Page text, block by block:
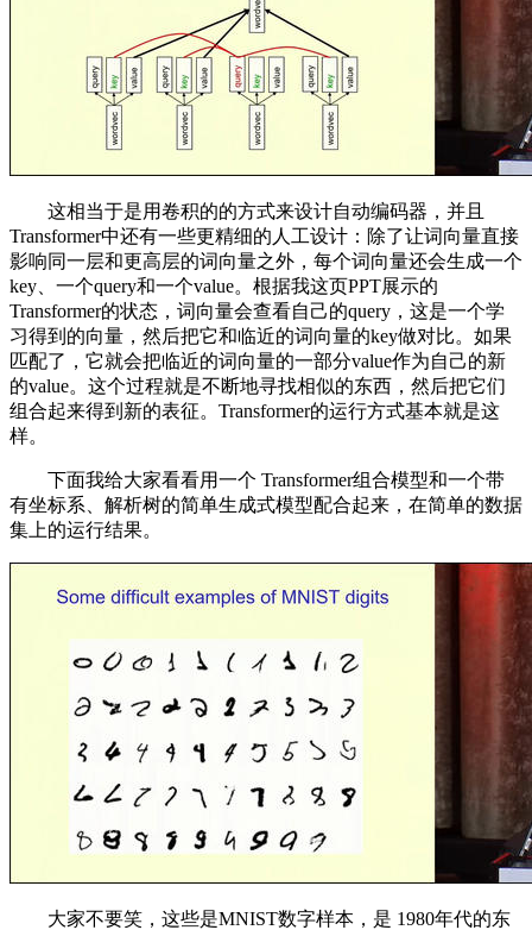
这相当于是用卷积的的方式来设计自动编码器，并且
Transformer中还有一些更精细的人工设计：除了让词向量直接
影响同一层和更高层的词向量之外，每个词向量还会生成一个
key、一个query和一个value。根据我这页PPT展示的
Transformer的状态，词向量会查看自己的query，这是一个学
习得到的向量，然后把它和临近的词向量的key做对比。如果
匹配了，它就会把临近的词向量的一部分value作为自己的新
的value。这个过程就是不断地寻找相似的东西，然后把它们
组合起来得到新的表征。Transformer的运行方式基本就是这
样。
下面我给大家看看用一个 Transformer组合模型和一个带
有坐标系、解析树的简单生成式模型配合起来，在简单的数据
集上的运行结果。
大家不要笑，这些是MNIST数字样本，是 1980年代的东